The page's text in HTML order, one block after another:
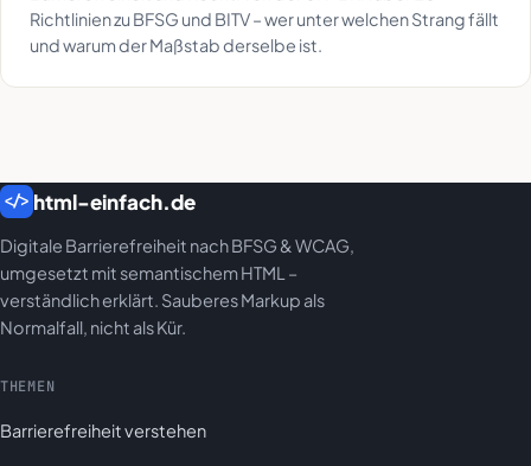
Richtlinien zu BFSG und BITV – wer unter welchen Strang fällt
und warum der Maßstab derselbe ist.
</> html-einfach.de
Digitale Barrierefreiheit nach BFSG & WCAG,
umgesetzt mit semantischem HTML –
verständlich erklärt. Sauberes Markup als
Normalfall, nicht als Kür.
THEMEN
Barrierefreiheit verstehen